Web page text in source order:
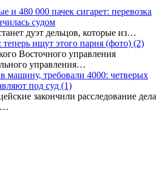
и 480 000 пачек сигарет: перевозка
судом
дуэт дельцов, которые из…
ищут этого парня (фото) (2)
Восточного управления
управления…
машину, требовали 4000: четверых
под суд (1)
закончили расследование дела